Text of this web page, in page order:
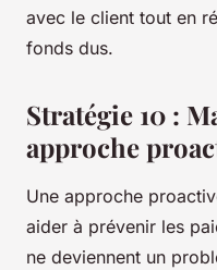
avec le client tout en
fonds dus.
Stratégie 10 :
approche
Une approche
aider à prévenir les
ne deviennent un